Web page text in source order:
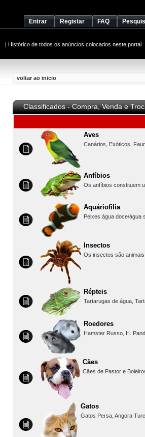
Entrar Registar FAQ
| Histórico de todos os anúncios colocados neste portal
voltar ao inicio
Classificados - Compra, Venda e
Aves
Canários, Exóticos,
Anfíbios
Os anfíbios constituem
Aquáriofilia
Peixes água doce/água
Insectos
Os insectos são
Répteis
Tartarugas de água,
Roedores
Hamster Russo, H.
Cães
Cães de Pastor e
Gatos
Gatos Persa, Angora